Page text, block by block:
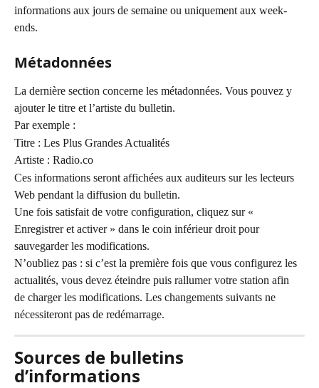
informations aux jours de semaine ou uniquement aux week-
ends.
Métadonnées
La dernière section concerne les métadonnées. Vous pouvez y
ajouter le titre et l’artiste du bulletin.
Par exemple :
Titre : Les Plus Grandes Actualités
Artiste : Radio.co
Ces informations seront affichées aux auditeurs sur les lecteurs
Web pendant la diffusion du bulletin.
Une fois satisfait de votre configuration, cliquez sur «
Enregistrer et activer » dans le coin inférieur droit pour
sauvegarder les modifications.
N’oubliez pas : si c’est la première fois que vous configurez les
actualités, vous devez éteindre puis rallumer votre station afin
de charger les modifications. Les changements suivants ne
nécessiteront pas de redémarrage.
Sources de bulletins
d’informations